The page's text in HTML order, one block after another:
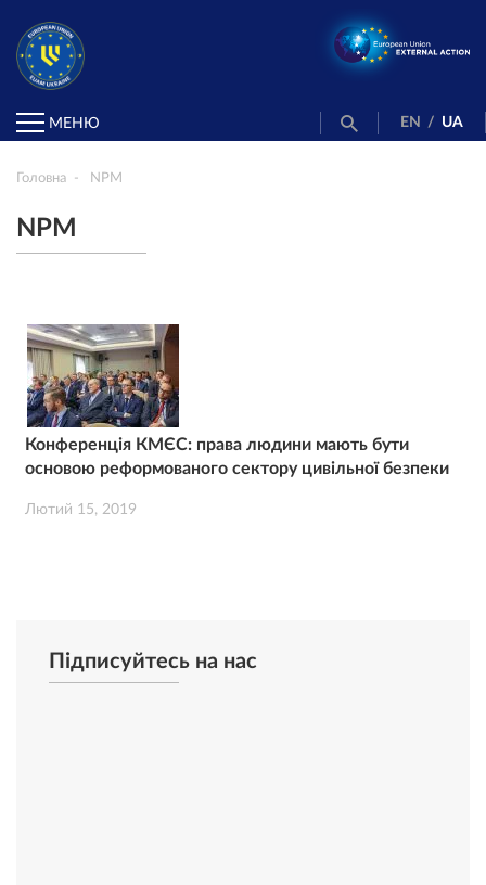
МЕНЮ EN / UA
Головна NPM
NPM
Конференція КМЄС: права людини мають бути
основою реформованого сектору цивільної безпеки
Лютий 15, 2019
Підписуйтесь на нас